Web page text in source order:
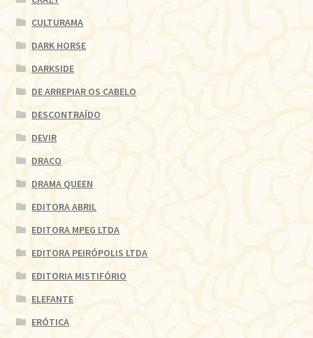
CULTURAMA
DARK HORSE
DARKSIDE
DE ARREPIAR OS CABELO
DESCONTRAÍDO
DEVIR
DRACO
DRAMA QUEEN
EDITORA ABRIL
EDITORA MPEG LTDA
EDITORA PEIRÓPOLIS LTDA
EDITORIA MISTIFÓRIO
ELEFANTE
ERÓTICA